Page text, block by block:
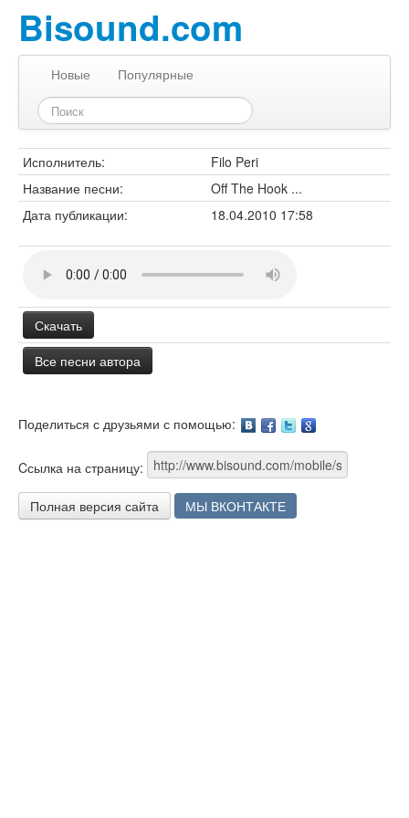
Bisound.com
Новые Популярные
Исполнитель:
Filo Peri
Название песни:
Off The Hook ...
Дата публикации:
18.04.2010 17:58
Скачать
Все песни автора
Поделиться с друзьями с помощью:
Cсылка на страницу:
Полная версия сайта МЫ ВКОНТАКТЕ